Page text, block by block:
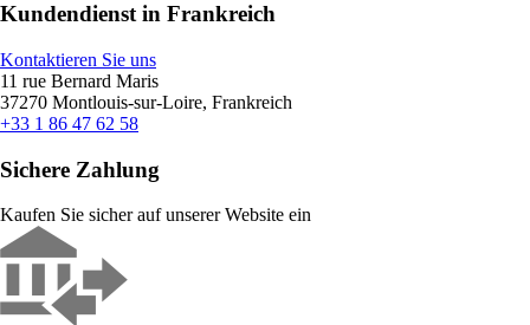
Kundendienst in Frankreich
Kontaktieren Sie uns
11 rue Bernard Maris
37270 Montlouis-sur-Loire, Frankreich
+33 1 86 47 62 58
Sichere Zahlung
Kaufen Sie sicher auf unserer Website ein